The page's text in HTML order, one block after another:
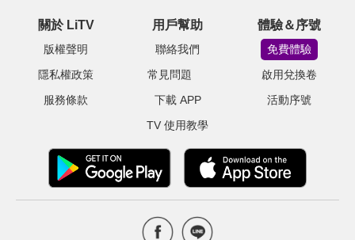
關於 LiTV
版權聲明
隱私權政策
服務條款
用戶幫助
聯絡我們
常見問題
下載 APP
TV 使用教學
體驗＆序號
免費體驗
啟用兌換卷
活動序號